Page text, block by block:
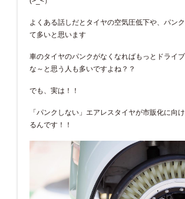
よくある話しだとタイヤの空気圧低下や、パン
て多いと思います
車のタイヤのパンクがなくなればもっとドライ
な～と思う人も多いですよね？？
でも、実は！！
「パンクしない」エアレスタイヤが市販化に向
るんです！！